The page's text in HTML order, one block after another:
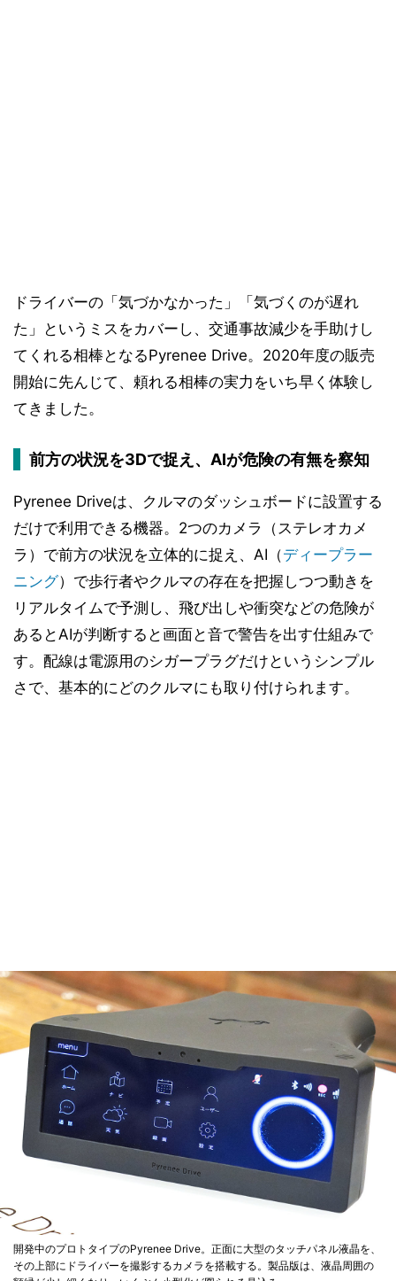
ドライバーの「気づかなかった」「気づくのが遅れ
た」というミスをカバーし、交通事故減少を手助けし
てくれる相棒となるPyrenee Drive。2020年度の販売
開始に先んじて、頼れる相棒の実力をいち早く体験し
てきました。
前方の状況を3Dで捉え、AIが危険の有無を察知
Pyrenee Driveは、クルマのダッシュボードに設置する
だけで利用できる機器。2つのカメラ（ステレオカメ
ラ）で前方の状況を立体的に捉え、AI（ディープラー
ニング）で歩行者やクルマの存在を把握しつつ動きを
リアルタイムで予測し、飛び出しや衝突などの危険が
あるとAIが判断すると画面と音で警告を出す仕組みで
す。配線は電源用のシガープラグだけというシンプル
さで、基本的にどのクルマにも取り付けられます。
開発中のプロトタイプのPyrenee Drive。正面に大型のタッチパネル液晶を、
その上部にドライバーを撮影するカメラを搭載する。製品版は、液晶周囲の